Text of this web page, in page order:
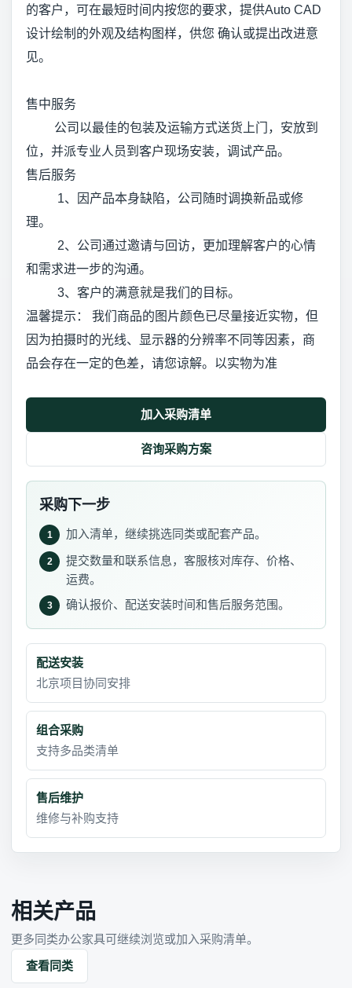
的客户，可在最短时间内按您的要求，提供Auto CAD
设计绘制的外观及结构图样，供您 确认或提出改进意
见。
售中服务
公司以最佳的包装及运输方式送货上门，安放到
位，并派专业人员到客户现场安装，调试产品。
售后服务
1、因产品本身缺陷，公司随时调换新品或修
理。
2、公司通过邀请与回访，更加理解客户的心情
和需求进一步的沟通。
3、客户的满意就是我们的目标。
温馨提示： 我们商品的图片颜色已尽量接近实物，但
因为拍摄时的光线、显示器的分辨率不同等因素，商
品会存在一定的色差，请您谅解。以实物为准
加入采购清单
咨询采购方案
采购下一步
1 加入清单，继续挑选同类或配套产品。
2
提交数量和联系信息，客服核对库存、价格、
运费。
3 确认报价、配送安装时间和售后服务范围。
配送安装
北京项目协同安排
组合采购
支持多品类清单
售后维护
维修与补购支持
相关产品
更多同类办公家具可继续浏览或加入采购清单。
查看同类